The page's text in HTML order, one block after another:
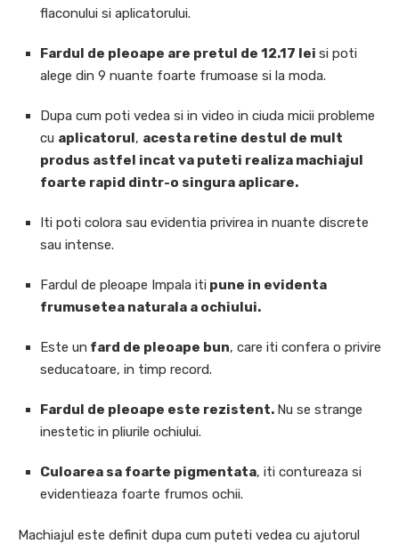
flaconului si aplicatorului.
Fardul de pleoape are pretul de 12.17 lei si poti
alege din 9 nuante foarte frumoase si la moda.
Dupa cum poti vedea si in video in ciuda micii probleme
cu aplicatorul, acesta retine destul de mult
produs astfel incat va puteti realiza machiajul
foarte rapid dintr-o singura aplicare.
Iti poti colora sau evidentia privirea in nuante discrete
sau intense.
Fardul de pleoape Impala iti pune in evidenta
frumusetea naturala a ochiului.
Este un fard de pleoape bun, care iti confera o privire
seducatoare, in timp record.
Fardul de pleoape este rezistent. Nu se strange
inestetic in pliurile ochiului.
Culoarea sa foarte pigmentata, iti contureaza si
evidentieaza foarte frumos ochii.
Machiajul este definit dupa cum puteti vedea cu ajutorul